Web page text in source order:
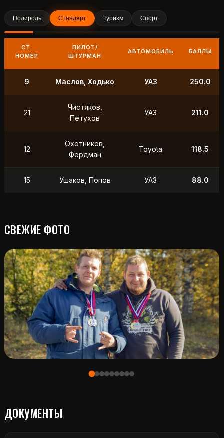
Полироль Стандарт Туризм Спорт
СТ.
НОМЕР
ПИЛОТ/
ШТУРМАН
АВТОМОБИЛЬ БАЛЛЫ
9 Маслов, Ходько УАЗ 250.0
21
Чистяков,
Петухов
УАЗ 211.0
12
Охотников,
Фердман
Toyota 118.5
15 Ушаков, Попов УАЗ 88.0
СВЕЖИЕ ФОТО
ДОКУМЕНТЫ